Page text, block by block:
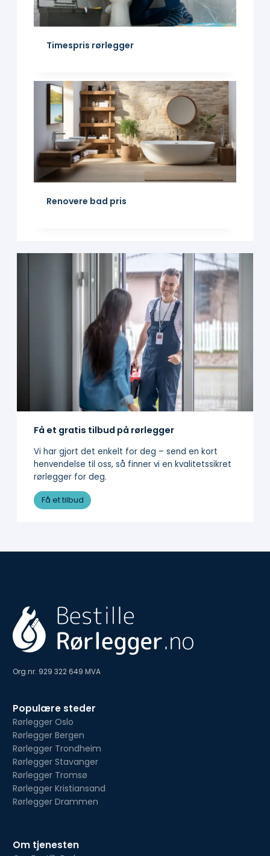
Timespris rørlegger
Renovere bad pris
Få et gratis tilbud på rørlegger
Vi har gjort det enkelt for deg – send en kort
henvendelse til oss, så finner vi en kvalitetssikret
rørlegger for deg.
Få et tilbud
Org.nr. 929 322 649 MVA
Populære steder
Rørlegger Oslo
Rørlegger Bergen
Rørlegger Trondheim
Rørlegger Stavanger
Rørlegger Tromsø
Rørlegger Kristiansand
Rørlegger Drammen
Om tjenesten